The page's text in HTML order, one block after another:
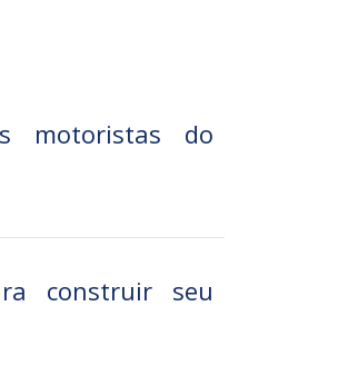
motoristas do
construir seu